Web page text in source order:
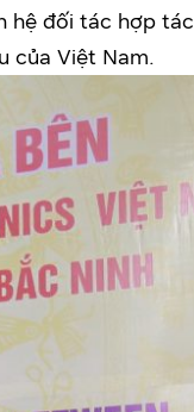
hệ đối tác hợp tác
của Việt Nam.